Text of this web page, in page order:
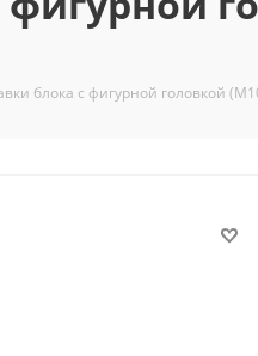
блока с фигурной головкой